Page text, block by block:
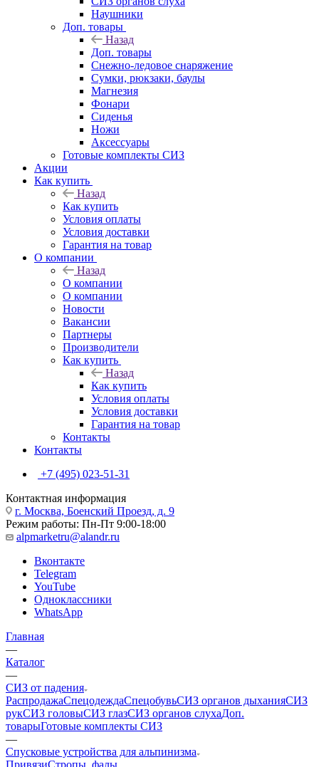
Наушники
Доп. товары
Назад
Доп. товары
Снежно-ледовое снаряжение
Сумки, рюкзаки, баулы
Магнезия
Фонари
Сиденья
Ножи
Аксессуары
Готовые комплекты СИЗ
Акции
Как купить
Назад
Как купить
Условия оплаты
Условия доставки
Гарантия на товар
О компании
Назад
О компании
О компании
Новости
Вакансии
Партнеры
Производители
Как купить
Назад
Как купить
Условия оплаты
Условия доставки
Гарантия на товар
Контакты
Контакты
+7 (495) 023-51-31
Контактная информация
г. Москва, Боенский Проезд, д. 9
Режим работы: Пн-Пт 9:00-18:00
alpmarketru@alandr.ru
Вконтакте
Telegram
YouTube
Одноклассники
WhatsApp
Главная
—
Каталог
—
СИЗ от падения
РаспродажаСпецодеждаСпецобувьСИЗ органов дыханияСИЗ
рукСИЗ головыСИЗ глазСИЗ органов слухаДоп.
товарыГотовые комплекты СИЗ
—
Спусковые устройства для альпинизма
ПривязиСтропы, фалы,